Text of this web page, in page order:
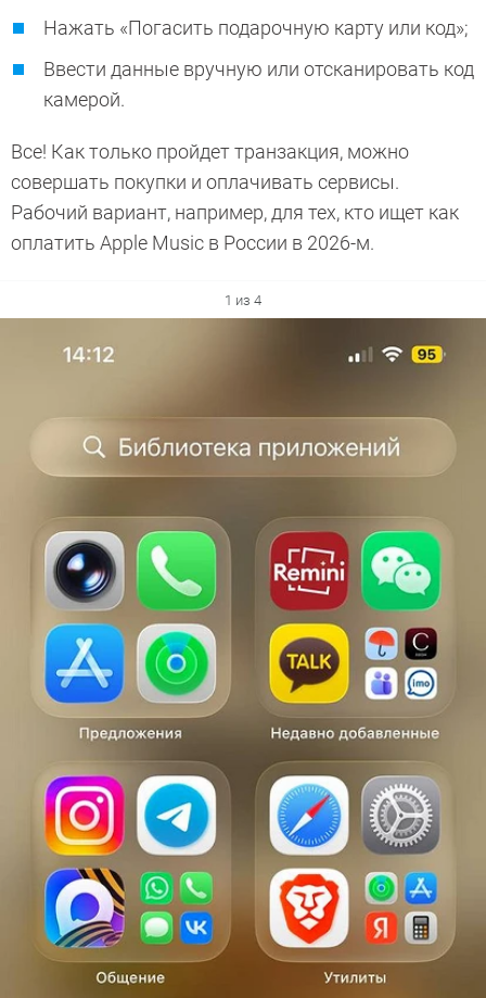
Нажать «Погасить подарочную карту или код»;
Ввести данные вручную или отсканировать код
камерой.
Все! Как только пройдет транзакция, можно
совершать покупки и оплачивать сервисы.
Рабочий вариант, например, для тех, кто ищет как
оплатить Аpple Music в России в 2026-м.
1 из 4